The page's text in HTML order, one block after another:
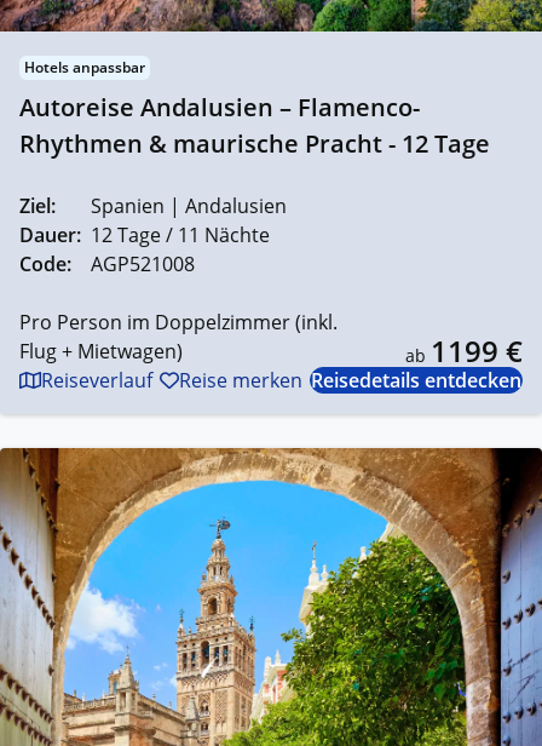
Hotels anpassbar
Autoreise Andalusien – Flamenco-
Rhythmen & maurische Pracht - 12 Tage
Ziel:
Spanien | Andalusien
Dauer: 12 Tage / 11 Nächte
Code:
AGP521008
Pro Person im Doppelzimmer (inkl.
Flug + Mietwagen)
ab 1199 €
Reiseverlauf Reise merken Reisedetails entdecken